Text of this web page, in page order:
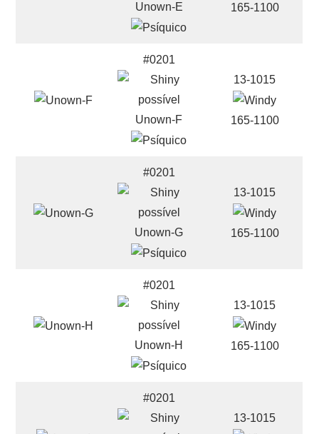
Unown-E 165-1100
#0201
Unown-F
13-1015
165-1100
#0201
Unown-G
13-1015
165-1100
#0201
Unown-H
13-1015
165-1100
#0201
13-1015